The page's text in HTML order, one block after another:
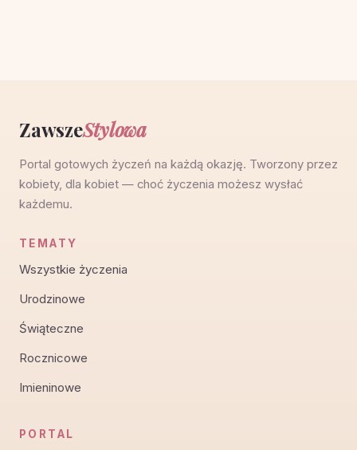
ZawszeStylowa
Portal gotowych życzeń na każdą okazję. Tworzony przez
kobiety, dla kobiet — choć życzenia możesz wysłać
każdemu.
TEMATY
Wszystkie życzenia
Urodzinowe
Świąteczne
Rocznicowe
Imieninowe
PORTAL